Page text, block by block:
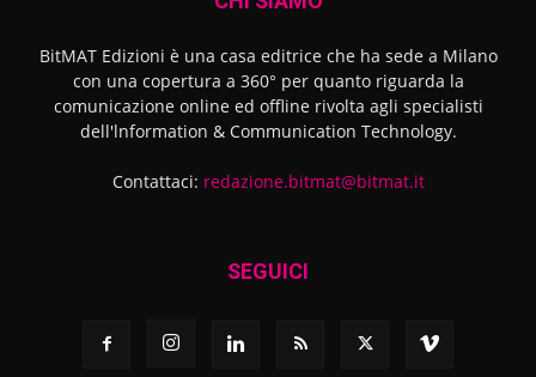
BitMAT Edizioni è una casa editrice che ha sede a Milano
con una copertura a 360° per quanto riguarda la
comunicazione online ed offline rivolta agli specialisti
dell'lnformation & Communication Technology.
Contattaci: redazione.bitmat@bitmat.it
SEGUICI